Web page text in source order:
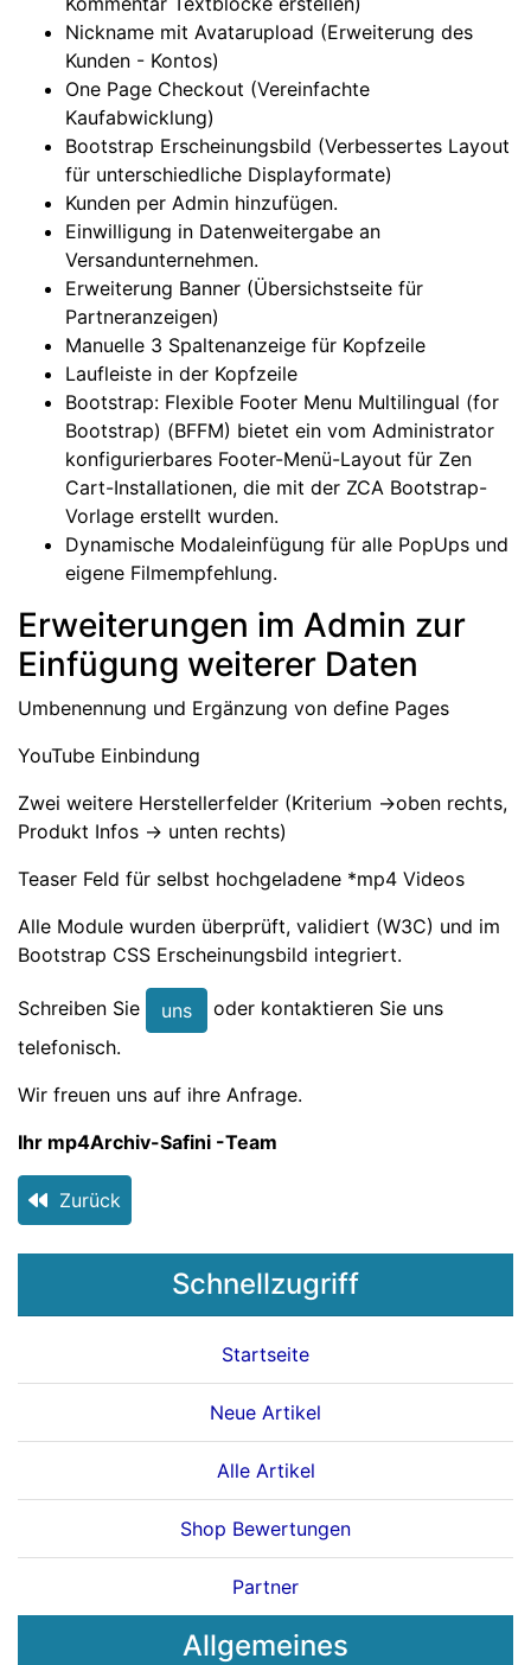
Nickname mit Avatarupload (Erweiterung des
Kunden - Kontos)
One Page Checkout (Vereinfachte
Kaufabwicklung)
Bootstrap Erscheinungsbild (Verbessertes Layout
für unterschiedliche Displayformate)
Kunden per Admin hinzufügen.
Einwilligung in Datenweitergabe an
Versandunternehmen.
Erweiterung Banner (Übersichstseite für
Partneranzeigen)
Manuelle 3 Spaltenanzeige für Kopfzeile
Laufleiste in der Kopfzeile
Bootstrap: Flexible Footer Menu Multilingual (for
Bootstrap) (BFFM) bietet ein vom Administrator
konfigurierbares Footer-Menü-Layout für Zen
Cart-Installationen, die mit der ZCA Bootstrap-
Vorlage erstellt wurden.
Dynamische Modaleinfügung für alle PopUps und
eigene Filmempfehlung.
Erweiterungen im Admin zur
Einfügung weiterer Daten
Umbenennung und Ergänzung von define Pages
YouTube Einbindung
Zwei weitere Herstellerfelder (Kriterium ->oben rechts,
Produkt Infos -> unten rechts)
Teaser Feld für selbst hochgeladene *mp4 Videos
Alle Module wurden überprüft, validiert (W3C) und im
Bootstrap CSS Erscheinungsbild integriert.
Schreiben Sie uns
oder kontaktieren Sie uns
telefonisch.
Wir freuen uns auf ihre Anfrage.
Ihr mp4Archiv-Safini -Team
Zurück
Schnellzugriff
Startseite
Neue Artikel
Alle Artikel
Shop Bewertungen
Partner
Allgemeines